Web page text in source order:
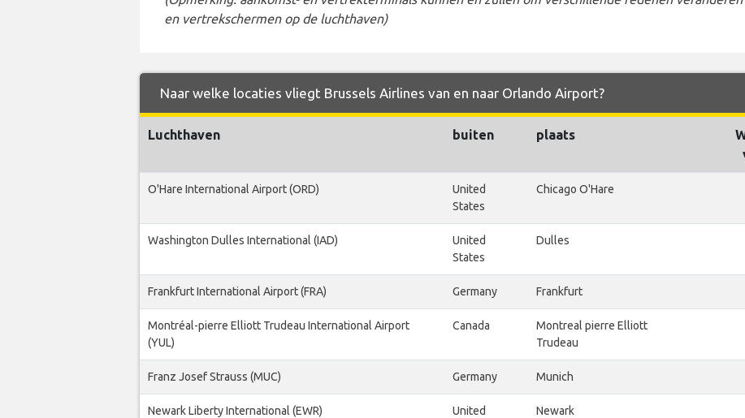
en vertrekschermen op de luchthaven)
Naar welke locaties vliegt Brussels Airlines van en naar Orlando Airport?
Luchthaven buiten plaats
O'Hare International Airport (ORD)
United
States
Chicago O'Hare
Washington Dulles International (IAD)
United
States
Dulles
Frankfurt International Airport (FRA) Germany Frankfurt
Montréal-pierre Elliott Trudeau International Airport
(YUL)
Canada
Montreal pierre Elliott
Trudeau
Franz Josef Strauss (MUC) Germany Munich
Newark Liberty International (EWR)
United
Newark